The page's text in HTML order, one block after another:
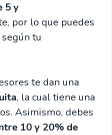
5 y
por lo que puedes
tu
te dan una
, la cual tiene una
Asimismo, debes
10 y 20% de